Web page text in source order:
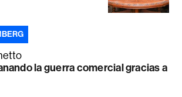
la guerra comercial gracias a